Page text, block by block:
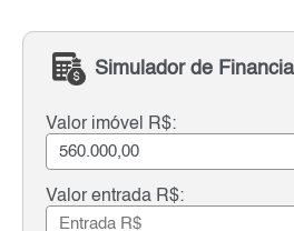
Simulador de
Valor imóvel R$:
Valor entrada R$: